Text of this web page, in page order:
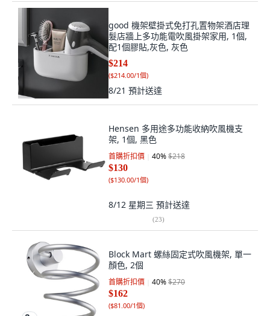
good 機架壁掛式免打孔置物架酒店理
髮店牆上多功能電吹風掛架家用, 1個,
配1個膠貼,灰色, 灰色
$214
($214.00/1個)
8/21 預計送達
Hensen 多用途多功能收納吹風機支
架, 1個, 黑色
首購折扣價 40%$218
$130
($130.00/1個)
8/12 星期三 預計送達
(23)
Block Mart 螺絲固定式吹風機架, 單一
顏色, 2個
首購折扣價 40%$270
$162
($81.00/1個)